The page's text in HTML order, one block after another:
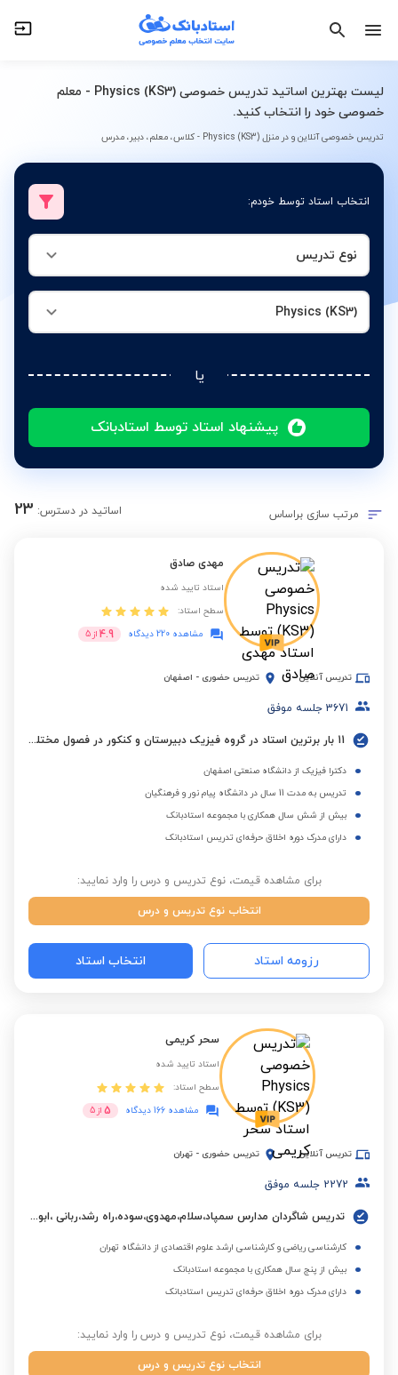
لیست بهترین اساتید تدریس خصوصی Physics (KS3) - معلم
خصوصی خود را انتخاب کنید.
تدریس خصوصی آنلاین و در منزل Physics (KS3) - کلاس، معلم، دبیر، مدرس
انتخاب استاد توسط خودم:
نوع تدریس
Physics (KS3)
یا
پیشنهاد استاد توسط استادبانک
Physics (KS3)
مرتب سازی براساس اساتید در دسترس: 23
مهدی صادق
استاد تایید شده
سطح استاد:
مشاهده 220 دیدگاه
4.9 از 5
تدریس آنلاین تدریس حضوری - اصفهان
3671 جلسه موفق
11 بار برترین استاد در گروه فیزیک دبیرستان و کنکور در فصول مختلف
دکترا فیزیک از دانشگاه صنعتی اصفهان
تدریس به مدت 11 سال در دانشگاه پیام نور و فرهنگیان
بیش از شش سال همکاری با مجموعه استادبانک
دارای مدرک دوره اخلاق حرفه‌ای تدریس استادبانک
برای مشاهده قیمت، نوع تدریس و درس را وارد نمایید:
انتخاب نوع تدریس و درس
رزومه استاد انتخاب استاد
سحر کریمی
استاد تایید شده
سطح استاد:
مشاهده 166 دیدگاه
5 از 5
تدریس آنلاین تدریس حضوری - تهران
2272 جلسه موفق
تدریس شاگردان مدارس سمپاد،سلام،مهدوی،سوده،راه رشد،ربانی ،ابوعلی سینا،البرز و مدارس بین المللی.
کارشناسی ریاضی و کارشناسی ارشد علوم اقتصادی از دانشگاه تهران
بیش از پنج سال همکاری با مجموعه استادبانک
دارای مدرک دوره اخلاق حرفه‌ای تدریس استادبانک
برای مشاهده قیمت، نوع تدریس و درس را وارد نمایید:
انتخاب نوع تدریس و درس